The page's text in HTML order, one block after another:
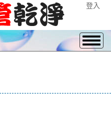
登入